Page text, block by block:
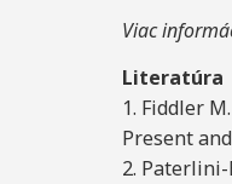
Viac
Literatúra
1. Fiddler
Present
2. Paterlini-